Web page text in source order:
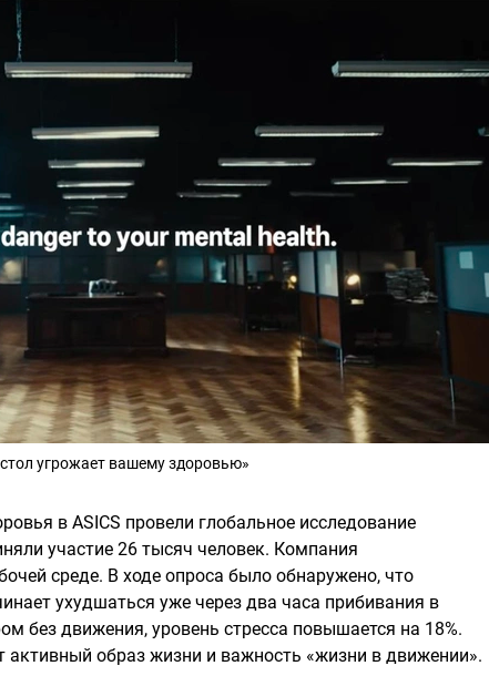
угрожает вашему здоровью»
в ASICS провели глобальное исследование
участие 26 тысяч человек. Компания
среде. В ходе опроса было обнаружено, что
ухудшаться уже через два часа прибивания в
без движения, уровень стресса повышается на 18%.
активный образ жизни и важность «жизни в движении».